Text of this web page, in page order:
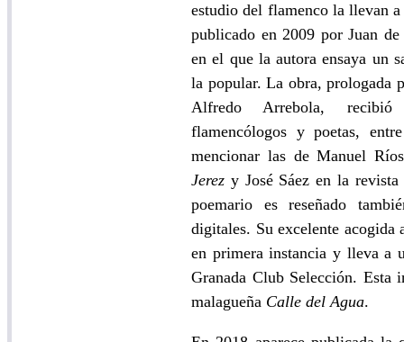
estudio del flamenco la llevan
publicado en 2009 por Juan
en el que la autora ensaya un
la popular. La obra, prologada
Alfredo Arrebola,
flamencólogos y poetas,
mencionar las de Manuel
Jerez y José Sáez en la revista
poemario es reseñado
digitales. Su excelente acogida
en primera instancia y lleva a
Granada Club Selección. Esta
malagueña Calle del Agua.